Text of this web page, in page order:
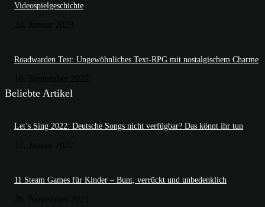
Videospielgeschichte
Roadwarden Test: Ungewöhnliches Text-RPG mit nostalgischem Charme
Beliebte Artikel
Let’s Sing 2022: Deutsche Songs nicht verfügbar? Das könnt ihr tun
11 Steam Games für Kinder – Bunt, verrückt und unbedenklich